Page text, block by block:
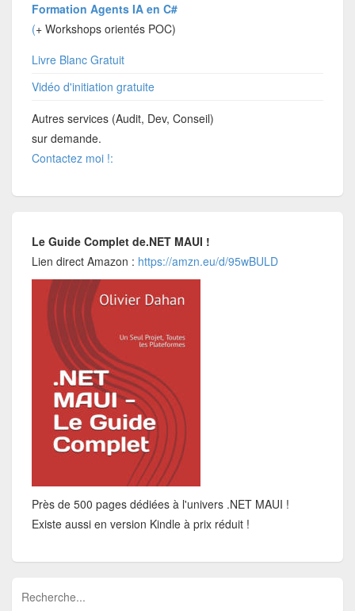
Formation Agents IA en C#
(+ Workshops orientés POC)
Livre Blanc Gratuit
Vidéo d'initiation gratuite
Autres services (Audit, Dev, Conseil)
sur demande.
Contactez moi !:
Le Guide Complet de.NET MAUI !
Lien direct Amazon : https://amzn.eu/d/95wBULD
Près de 500 pages dédiées à l'univers .NET MAUI !
Existe aussi en version Kindle à prix réduit !